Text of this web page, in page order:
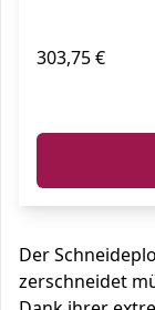
303,75 €
Der
zerschneidet